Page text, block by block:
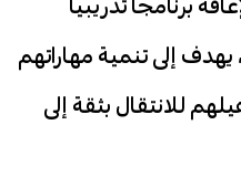
إلى تنمية مهاراتهم
للانتقال بثقة إلى